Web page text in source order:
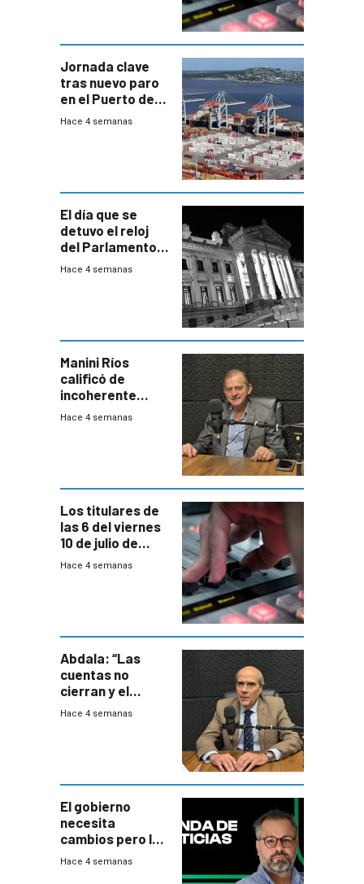
Jornada clave
tras nuevo paro
en el Puerto de
Montevideo
Hace 4 semanas
El día que se
detuvo el reloj
del Parlamento
para negociar
Hace 4 semanas
Manini Ríos
calificó de
incoherente
decisión de
Hace 4 semanas
Los titulares de
las 6 del viernes
10 de julio de
2026
Hace 4 semanas
Abdala: “Las
cuentas no
cierran y el
balance del
Hace 4 semanas
El gobierno
necesita
cambios pero los
ministros tienen
Hace 4 semanas